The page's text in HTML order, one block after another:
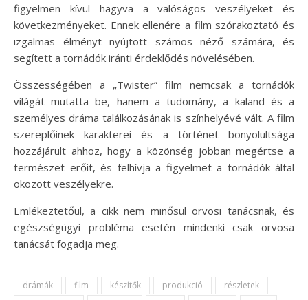
figyelmen kívül hagyva a valóságos veszélyeket és
következményeket. Ennek ellenére a film szórakoztató és
izgalmas élményt nyújtott számos néző számára, és
segített a tornádók iránti érdeklődés növelésében.
Összességében a „Twister” film nemcsak a tornádók
világát mutatta be, hanem a tudomány, a kaland és a
személyes dráma találkozásának is színhelyévé vált. A film
szereplőinek karakterei és a történet bonyolultsága
hozzájárult ahhoz, hogy a közönség jobban megértse a
természet erőit, és felhívja a figyelmet a tornádók által
okozott veszélyekre.
Emlékeztetőül, a cikk nem minősül orvosi tanácsnak, és
egészségügyi probléma esetén mindenki csak orvosa
tanácsát fogadja meg.
drámák film készítők produkció
részletek